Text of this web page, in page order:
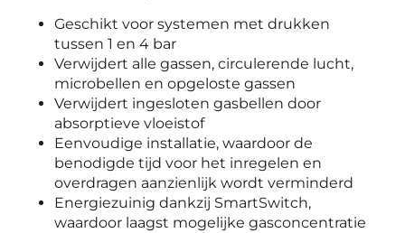
Geschikt voor systemen met drukken
tussen 1 en 4 bar
Verwijdert alle gassen, circulerende lucht,
microbellen en opgeloste gassen
Verwijdert ingesloten gasbellen door
absorptieve vloeistof
Eenvoudige installatie, waardoor de
benodigde tijd voor het inregelen en
overdragen aanzienlijk wordt verminderd
Energiezuinig dankzij SmartSwitch,
waardoor laagst mogelijke gasconcentratie